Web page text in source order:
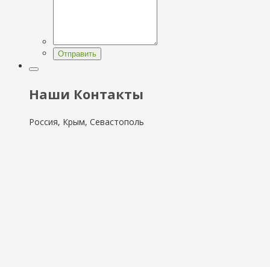
Отправить
Наши Контакты
Россия, Крым, Севастополь